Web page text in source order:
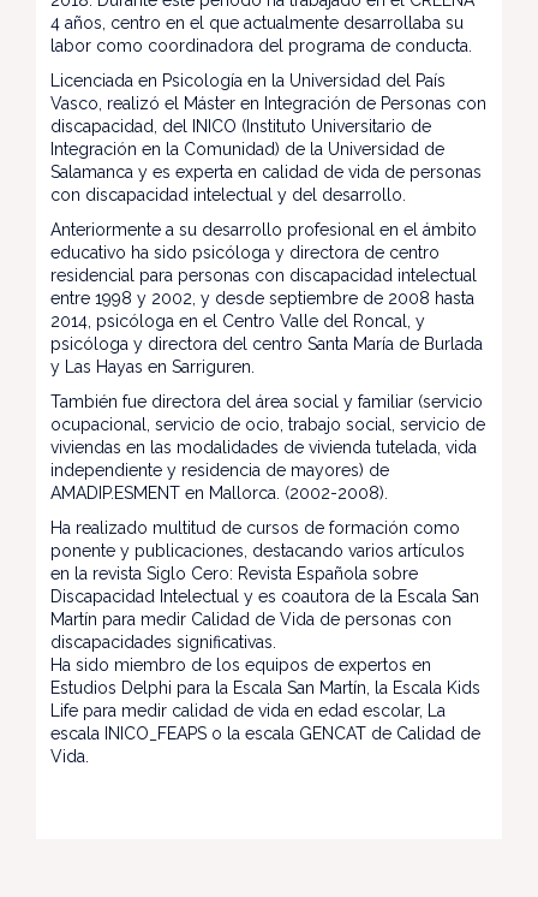
4 años, centro en el que actualmente desarrollaba su
labor como coordinadora del programa de conducta.
Licenciada en Psicología en la Universidad del País
Vasco, realizó el Máster en Integración de Personas con
discapacidad, del INICO (Instituto Universitario de
Integración en la Comunidad) de la Universidad de
Salamanca y es experta en calidad de vida de personas
con discapacidad intelectual y del desarrollo.
Anteriormente a su desarrollo profesional en el ámbito
educativo ha sido psicóloga y directora de centro
residencial para personas con discapacidad intelectual
entre 1998 y 2002, y desde septiembre de 2008 hasta
2014, psicóloga en el Centro Valle del Roncal, y
psicóloga y directora del centro Santa María de Burlada
y Las Hayas en Sarriguren.
También fue directora del área social y familiar (servicio
ocupacional, servicio de ocio, trabajo social, servicio de
viviendas en las modalidades de vivienda tutelada, vida
independiente y residencia de mayores) de
AMADIP.ESMENT en Mallorca. (2002-2008).
Ha realizado multitud de cursos de formación como
ponente y publicaciones, destacando varios artículos
en la revista Siglo Cero: Revista Española sobre
Discapacidad Intelectual y es coautora de la Escala San
Martín para medir Calidad de Vida de personas con
discapacidades significativas.
Ha sido miembro de los equipos de expertos en
Estudios Delphi para la Escala San Martín, la Escala Kids
Life para medir calidad de vida en edad escolar, La
escala INICO_FEAPS o la escala GENCAT de Calidad de
Vida.